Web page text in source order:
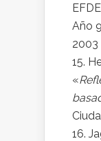
Año
2003
«